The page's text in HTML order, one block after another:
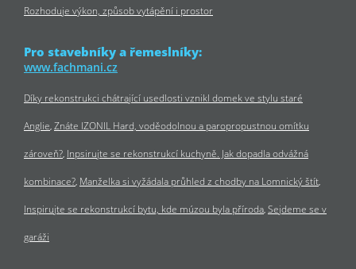
Rozhoduje výkon, způsob vytápění i prostor
Pro stavebníky a řemeslníky:
www.fachmani.cz
Díky rekonstrukci chátrající usedlosti vznikl domek ve stylu staré
Anglie Znáte IZONIL Hard, voděodolnou a paropropustnou omítku
zároveň? Inpsirujte se rekonstrukcí kuchyně. Jak dopadla odvážná
kombinace? Manželka si vyžádala průhled z chodby na Lomnický štít
Inspirujte se rekonstrukcí bytu, kde múzou byla příroda Sejdeme se v
garáži